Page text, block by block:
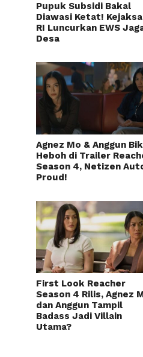
Pupuk Subsidi Bakal
Diawasi Ketat!
RI Luncurkan EWS
Desa
Agnez Mo & Anggun
Heboh di Trailer
Season 4, Netizen
Proud!
First Look Reacher
Season 4 Rilis, Agnez
dan Anggun Tampil
Badass Jadi Villain
Utama?